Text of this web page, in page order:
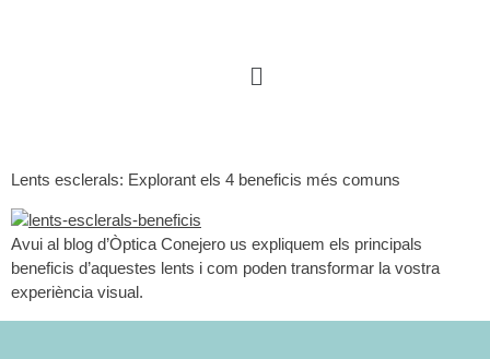
Lents esclerals: Explorant els 4 beneficis més comuns
Avui al blog d’Òptica Conejero us expliquem els principals
beneficis d’aquestes lents i com poden transformar la vostra
experiència visual.